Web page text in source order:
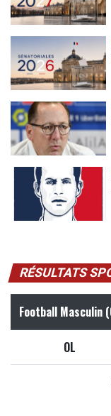
RÉSULTATS
Football Masculin
OL